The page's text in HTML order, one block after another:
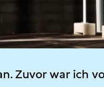
Zuvor war ich